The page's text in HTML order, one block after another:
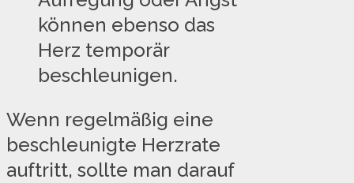
können ebenso das
Herz temporär
beschleunigen.
Wenn regelmäßig eine
beschleunigte Herzrate
auftritt, sollte man darauf